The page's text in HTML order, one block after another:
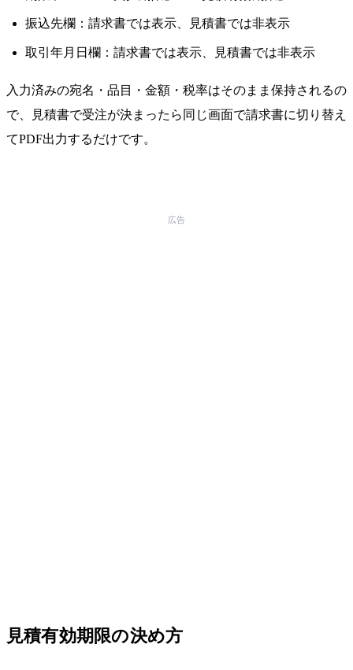
振込先欄：請求書では表示、見積書では非表示
取引年月日欄：請求書では表示、見積書では非表示
入力済みの宛名・品目・金額・税率はそのまま保持されるの
で、見積書で受注が決まったら同じ画面で請求書に切り替え
てPDF出力するだけです。
広告
見積有効期限の決め方